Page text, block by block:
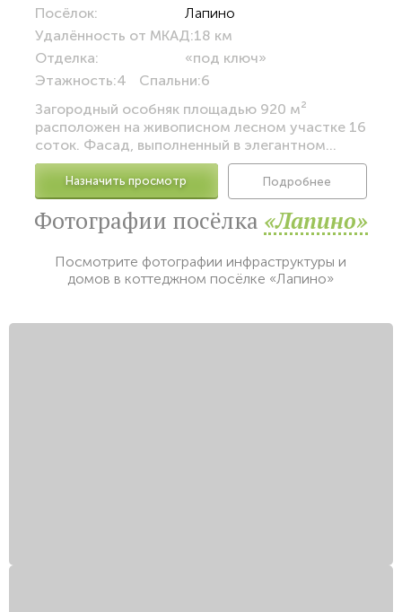
Посёлок:
Лапино
Удалённость от МКАД:18 км
Отделка:
«под ключ»
Этажность:4 Спальни:6
Загородный особняк площадью 920 м²
расположен на живописном лесном участке 16
соток. Фасад, выполненный в элегантном...
Назначить просмотр Подробнее
Фотографии посёлка «Лапино»
Посмотрите фотографии инфраструктуры и
домов в коттеджном посёлке «Лапино»